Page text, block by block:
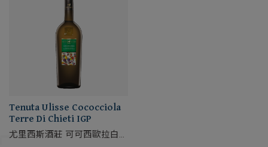
Tenuta Ulisse Cococciola
Terre Di Chieti IGP
尤里西斯酒莊 可可西歐拉白葡